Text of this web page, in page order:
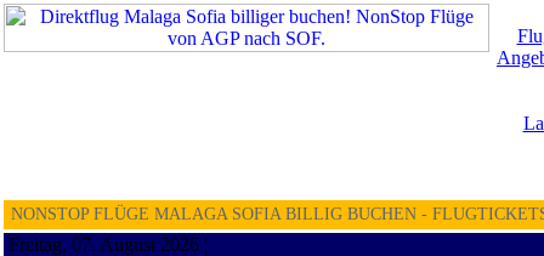
NONSTOP FLÜGE MALAGA SOFIA BILLIG BUCHEN -
Freitag, 07. August 2026 ¦